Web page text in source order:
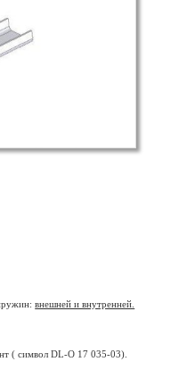
внешней и внутренней.
( символ DL-O 17 035-03).